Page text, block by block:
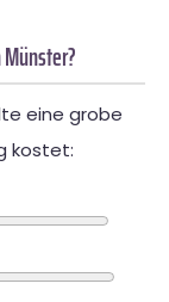
eine grobe
kostet: